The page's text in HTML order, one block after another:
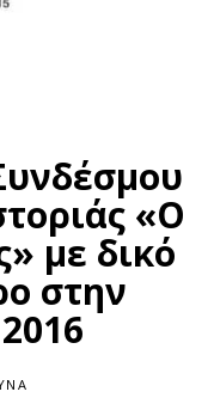
«Ο
με δικό
στην